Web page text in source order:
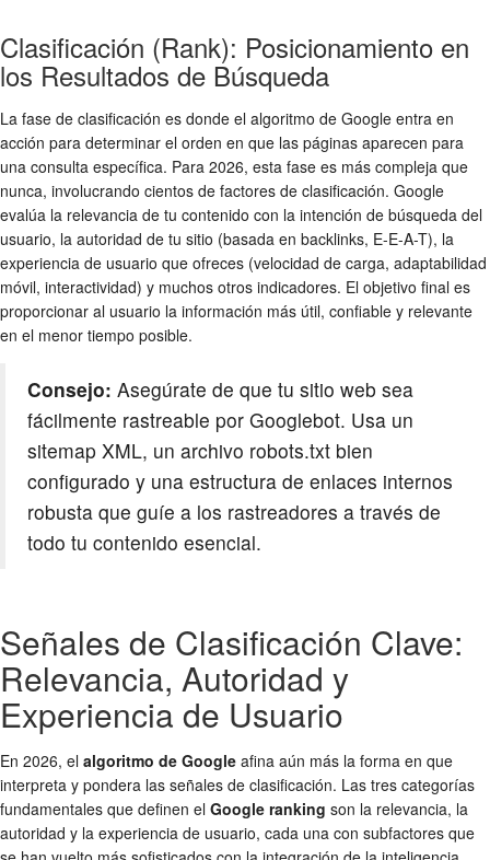
Clasificación (Rank): Posicionamiento en
los Resultados de Búsqueda
La fase de clasificación es donde el algoritmo de Google entra en
acción para determinar el orden en que las páginas aparecen para
una consulta específica. Para 2026, esta fase es más compleja que
nunca, involucrando cientos de factores de clasificación. Google
evalúa la relevancia de tu contenido con la intención de búsqueda del
usuario, la autoridad de tu sitio (basada en backlinks, E-E-A-T), la
experiencia de usuario que ofreces (velocidad de carga, adaptabilidad
móvil, interactividad) y muchos otros indicadores. El objetivo final es
proporcionar al usuario la información más útil, confiable y relevante
en el menor tiempo posible.
Consejo: Asegúrate de que tu sitio web sea
fácilmente rastreable por Googlebot. Usa un
sitemap XML, un archivo robots.txt bien
configurado y una estructura de enlaces internos
robusta que guíe a los rastreadores a través de
todo tu contenido esencial.
Señales de Clasificación Clave:
Relevancia, Autoridad y
Experiencia de Usuario
En 2026, el algoritmo de Google afina aún más la forma en que
interpreta y pondera las señales de clasificación. Las tres categorías
fundamentales que definen el Google ranking son la relevancia, la
autoridad y la experiencia de usuario, cada una con subfactores que